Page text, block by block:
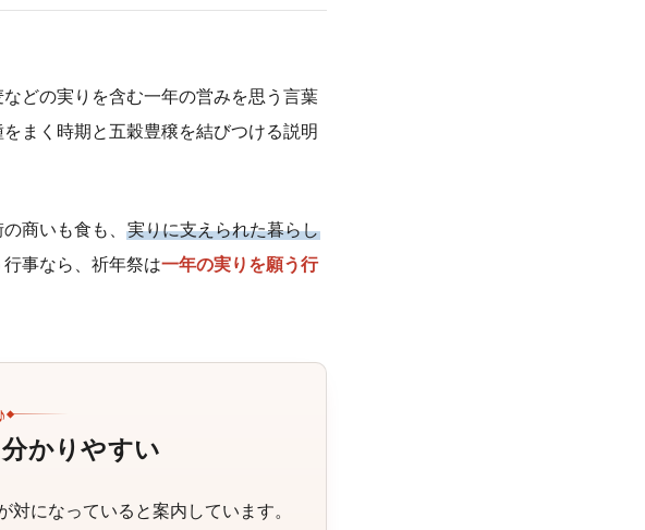
どの実りを含む一年の営みを思う言葉
まく時期と五穀豊穣を結びつける説明
商いも食も、 実りに支えられた暮らし
事なら、祈年祭は一年の実りを願う行
かりやすい
になっていると案内しています。